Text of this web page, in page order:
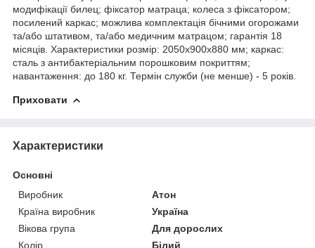
модифікації билец; фіксатор матраца; колеса з фіксатором;
посилений каркас; можлива комплектація бічними огорожами
та/або штативом, та/або медичним матрацом; гарантія 18
місяців. Характеристики розмір: 2050х900х880 мм; каркас:
сталь з антибактеріальним порошковим покриттям;
навантаження: до 180 кг. Термін служби (не менше) - 5 років.
Приховати
Характеристики
Основні
Виробник
Атон
Країна виробник
Україна
Вікова група
Для дорослих
Колір
Білий